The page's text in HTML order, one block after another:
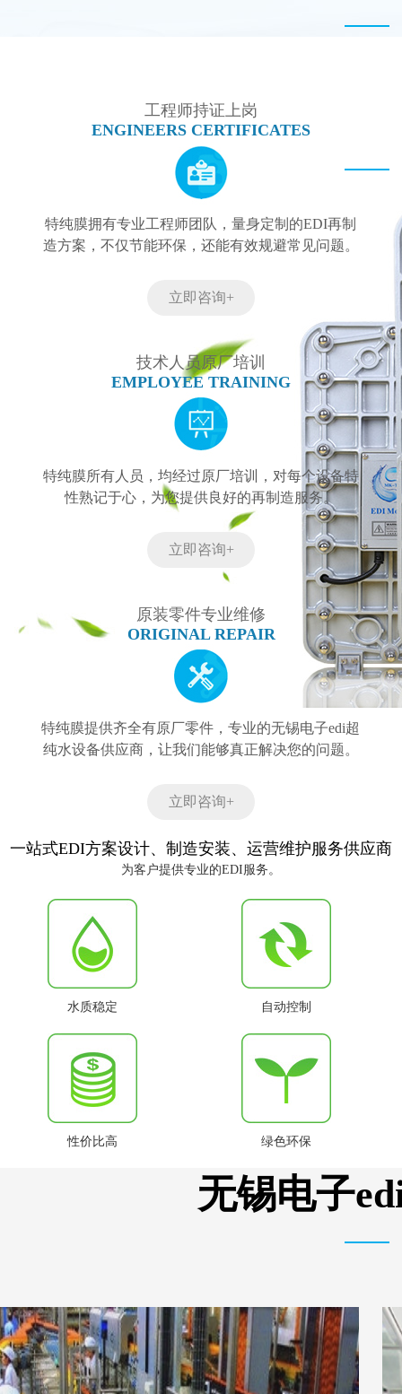
工程师持证上岗
ENGINEERS CERTIFICATES
特纯膜拥有专业工程师团队，量身定制的EDI再制
造方案，不仅节能环保，还能有效规避常见问题。
立即咨询+
技术人员原厂培训
EMPLOYEE TRAINING
特纯膜所有人员，均经过原厂培训，对每个设备特
性熟记于心，为您提供良好的再制造服务。
立即咨询+
原装零件专业维修
ORIGINAL REPAIR
特纯膜提供齐全有原厂零件，专业的无锡电子edi超
纯水设备供应商，让我们能够真正解决您的问题。
立即咨询+
一站式EDI方案设计、制造安装、运营维护服务供应商
为客户提供专业的EDI服务。
水质稳定 自动控制
性价比高 绿色环保
无锡电子